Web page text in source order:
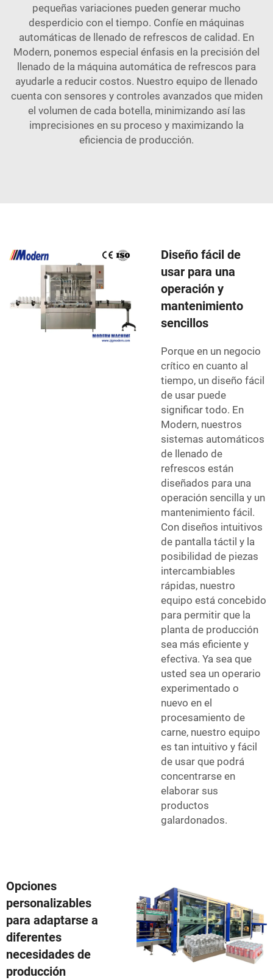
pequeñas variaciones pueden generar mucho
desperdicio con el tiempo. Confíe en máquinas
automáticas de llenado de refrescos de calidad. En
Modern, ponemos especial énfasis en la precisión del
llenado de la máquina automática de refrescos para
ayudarle a reducir costos. Nuestro equipo de llenado
cuenta con sensores y controles avanzados que miden
el volumen de cada botella, minimizando así las
imprecisiones en su proceso y maximizando la
eficiencia de producción.
Diseño fácil de
usar para una
operación y
mantenimiento
sencillos
Porque en un negocio
crítico en cuanto al
tiempo, un diseño fácil
de usar puede
significar todo. En
Modern, nuestros
sistemas automáticos
de llenado de
refrescos están
diseñados para una
operación sencilla y un
mantenimiento fácil.
Con diseños intuitivos
de pantalla táctil y la
posibilidad de piezas
intercambiables
rápidas, nuestro
equipo está concebido
para permitir que la
planta de producción
sea más eficiente y
efectiva. Ya sea que
usted sea un operario
experimentado o
nuevo en el
procesamiento de
carne, nuestro equipo
es tan intuitivo y fácil
de usar que podrá
concentrarse en
elaborar sus
productos
galardonados.
Opciones
personalizables
para adaptarse a
diferentes
necesidades de
producción